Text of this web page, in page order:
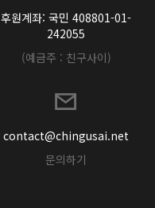
후원계좌: 국민 408801-01-
242055
(예금주 : 친구사이)
contact@chingusai.net
문의하기